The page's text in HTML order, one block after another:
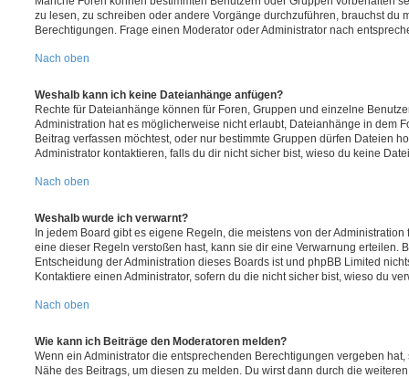
zu lesen, zu schreiben oder andere Vorgänge durchzuführen, brauchst du
Berechtigungen. Frage einen Moderator oder Administrator nach
Nach oben
Weshalb kann ich keine Dateianhänge anfügen?
Rechte für Dateianhänge können für Foren, Gruppen und einzelne
Administration hat es möglicherweise nicht erlaubt, Dateianhänge in dem
Beitrag verfassen möchtest, oder nur bestimmte Gruppen dürfen Dateien
Administrator kontaktieren, falls du dir nicht sicher bist, wieso du keine
Nach oben
Weshalb wurde ich verwarnt?
In jedem Board gibt es eigene Regeln, die meistens von der
eine dieser Regeln verstoßen hast, kann sie dir eine Verwarnung erteilen.
Entscheidung der Administration dieses Boards ist und phpBB Limited
Kontaktiere einen Administrator, sofern du die nicht sicher bist, wieso du
Nach oben
Wie kann ich Beiträge den Moderatoren melden?
Wenn ein Administrator die entsprechenden Berechtigungen vergeben
Nähe des Beitrags, um diesen zu melden. Du wirst dann durch die